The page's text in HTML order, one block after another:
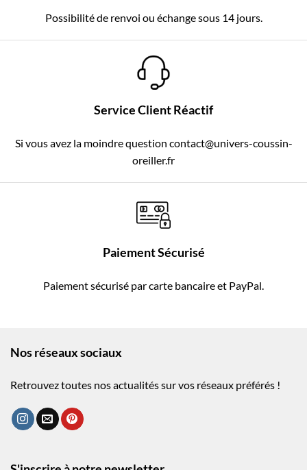
Possibilité de renvoi ou échange sous 14 jours.
Service Client Réactif
Si vous avez la moindre question contact@univers-coussin-
oreiller.fr
Paiement Sécurisé
Paiement sécurisé par carte bancaire et PayPal.
Nos réseaux sociaux
Retrouvez toutes nos actualités sur vos réseaux préférés !